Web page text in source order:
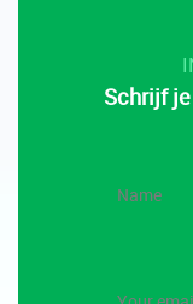
Schrijf